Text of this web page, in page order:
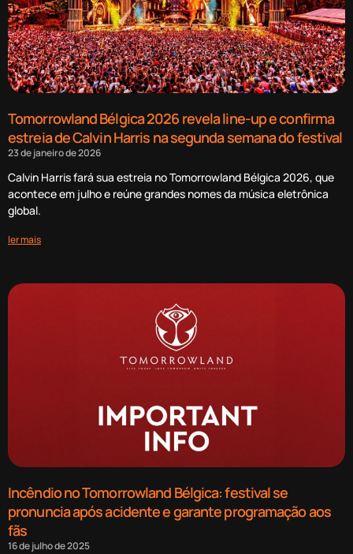
Tomorrowland Bélgica 2026 revela line-up e confirma
estreia de Calvin Harris na segunda semana do festival
23 de janeiro de 2026
Calvin Harris fará sua estreia no Tomorrowland Bélgica 2026, que
acontece em julho e reúne grandes nomes da música eletrônica
global.
ler mais
Incêndio no Tomorrowland Bélgica: festival se
pronuncia após acidente e garante programação aos
fãs
16 de julho de 2025